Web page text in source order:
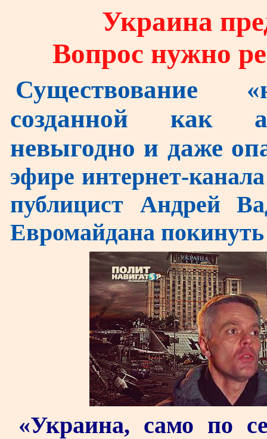
Украина
Вопрос нужно
Существование
созданной как
невыгодно и даже
эфире интернет-
публицист Андрей
Евромайдана
«Украина, само по